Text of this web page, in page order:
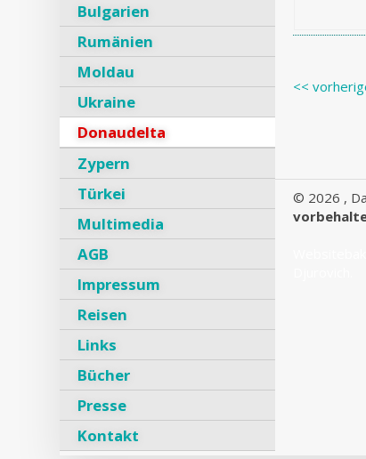
Bulgarien
Rumänien
Moldau
Ukraine
Donaudelta
Zypern
Türkei
Multimedia
AGB
Impressum
Reisen
Links
Bücher
Presse
Kontakt
<<
© 2026 ,